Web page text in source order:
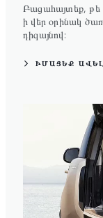
Բացահայտեք, թե
ի վեր օրինակ
դիզայնով:
ԻՄԱՑԵՔ